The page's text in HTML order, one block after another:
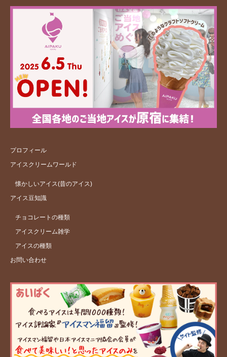
プロフィール
アイスクリームワールド
懐かしいアイス(昔のアイス)
アイス豆知識
チョコレートの種類
アイスクリーム雑学
アイスの種類
お問い合わせ